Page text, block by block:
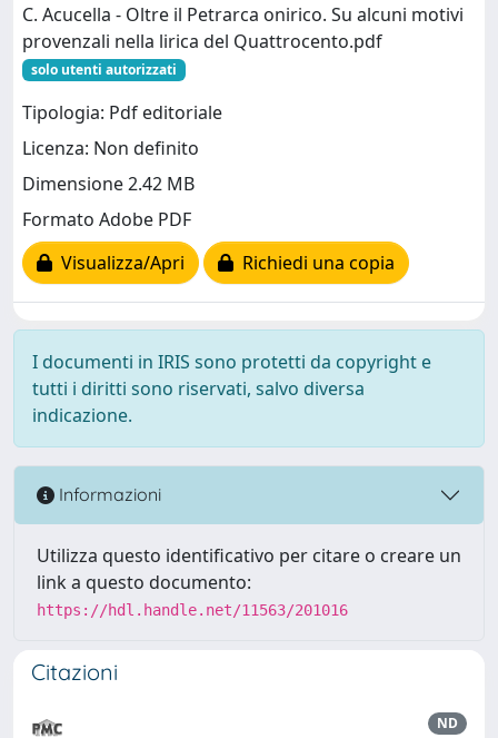
C. Acucella - Oltre il Petrarca onirico. Su alcuni motivi
provenzali nella lirica del Quattrocento.pdf
solo utenti autorizzati
Tipologia: Pdf editoriale
Licenza: Non definito
Dimensione 2.42 MB
Formato Adobe PDF
Visualizza/Apri
Richiedi una copia
I documenti in IRIS sono protetti da copyright e
tutti i diritti sono riservati, salvo diversa
indicazione.
Informazioni
Utilizza questo identificativo per citare o creare un
link a questo documento:
https://hdl.handle.net/11563/201016
Citazioni
ND